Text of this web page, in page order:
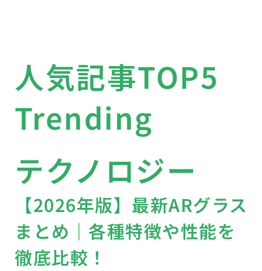
人気記事TOP5
Trending
テクノロジー
【2026年版】最新ARグラス
まとめ｜各種特徴や性能を
徹底比較！